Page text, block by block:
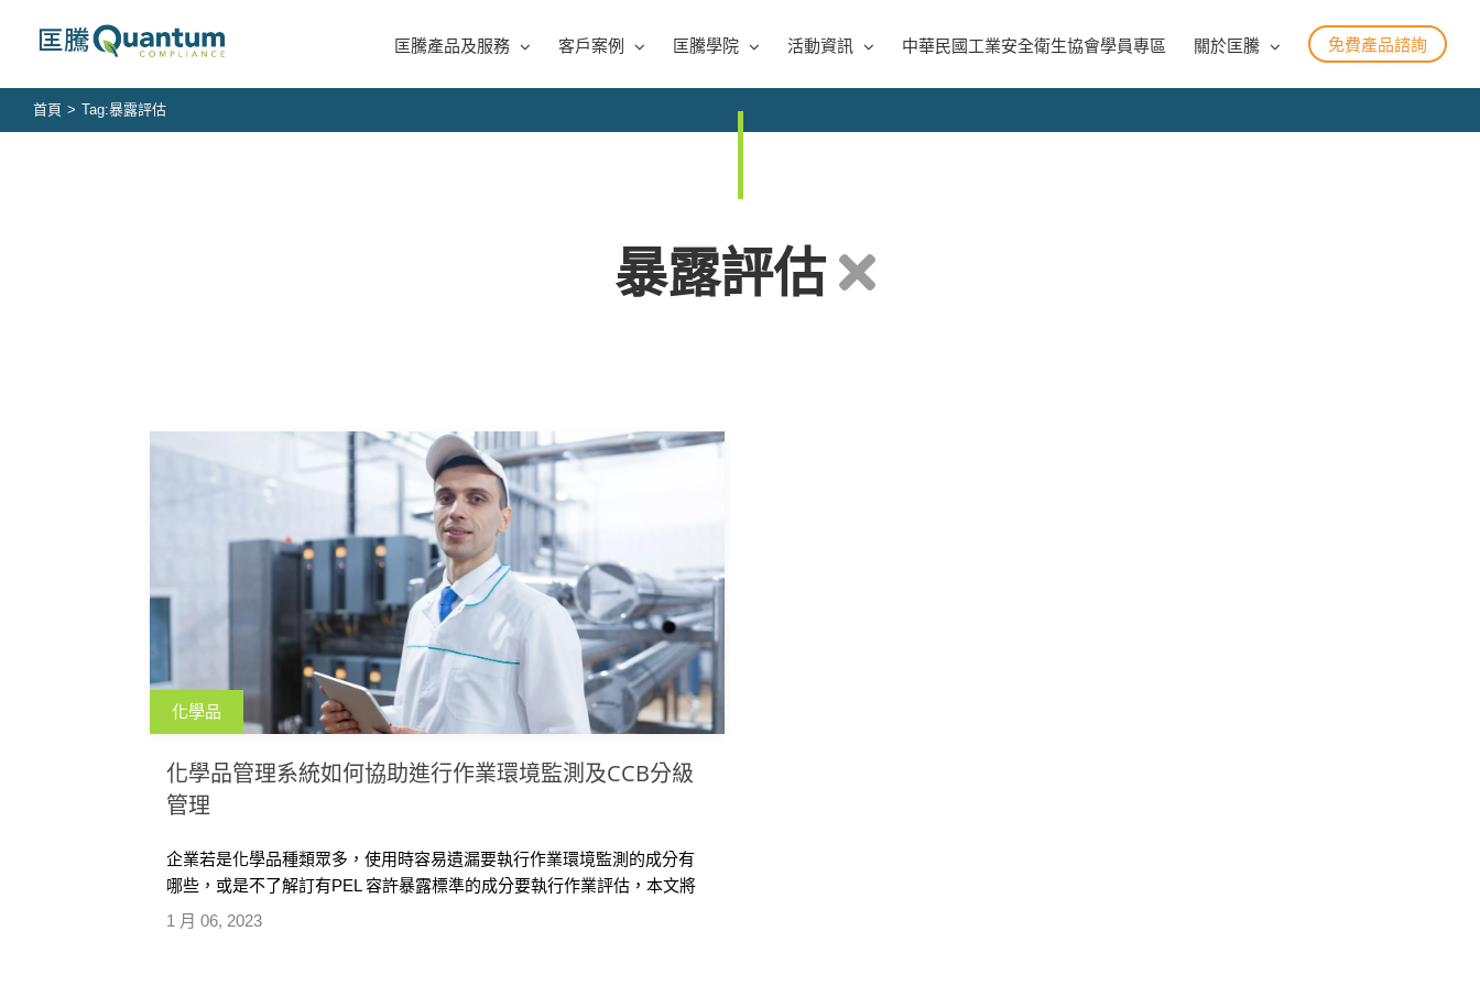
匡騰產品及服務 客戶案例 匡騰學院 活動資訊 中華民國工業安全衛生協會學員專區 關於匡騰 免費產品諮詢
首頁 > Tag:暴露評估
暴露評估
化學品
化學品管理系統如何協助進行作業環境監測及CCB分級
管理
1 月 06, 2023
企業若是化學品種類眾多，使用時容易遺漏要執行作業環境監測的成分有
哪些，或是不了解訂有PEL 容許暴露標準的成分要執行作業評估，本文將
特別著重在化學品暴露評估和作業環境監測的部份，說明作業環境監測實